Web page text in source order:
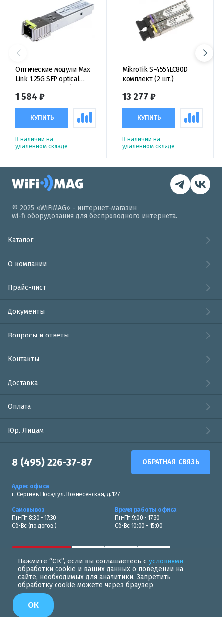
Нажмите “ОК”, если вы соглашаетесь с условиями
обработки cookie и ваших данных о поведении на
сайте, необходимых для аналитики. Запретить
обработку cookie можете через браузер
ОК
Оптические модули Max
Link 1.25G SFP optical
1550/Rx1310nm, 20km, 1x
SC connector, DDM,
оптический модуль
1 584 ₽
КУПИТЬ
В наличии на
удаленном складе
MikroTik S-4554LC80D
комплект (2 шт.)
13 277 ₽
КУПИТЬ
В наличии на
удаленном складе
© 2025 «WiFiMAG» - интернет-магазин
wi-fi оборудования для беспроводного интернета.
Каталог
О компании
Прайс-лист
Документы
Вопросы и ответы
Контакты
Доставка
Оплата
Юр. Лицам
8 (495) 226-37-87 ОБРАТНАЯ СВЯЗЬ
Адрес офиса
г. Сергиев Посад ул. Вознесенская, д. 127
Самовывоз
Пн-Пт 8:30 - 17:30
Сб-Вс (по догов.)
Время работы офиса
Пн-Пт 9:00 - 17:30
Сб-Вс 10:00 - 15:00
Политика в области обработки персональных данных